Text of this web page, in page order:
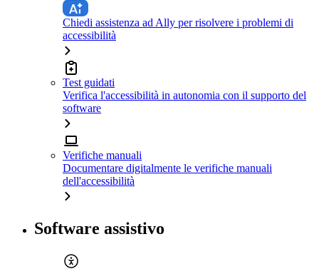
Chiedi assistenza ad Ally per risolvere i problemi di
accessibilità
Test guidati
Verifica l'accessibilità in autonomia con il supporto del
software
Verifiche manuali
Documentare digitalmente le verifiche manuali
dell'accessibilità
Software assistivo